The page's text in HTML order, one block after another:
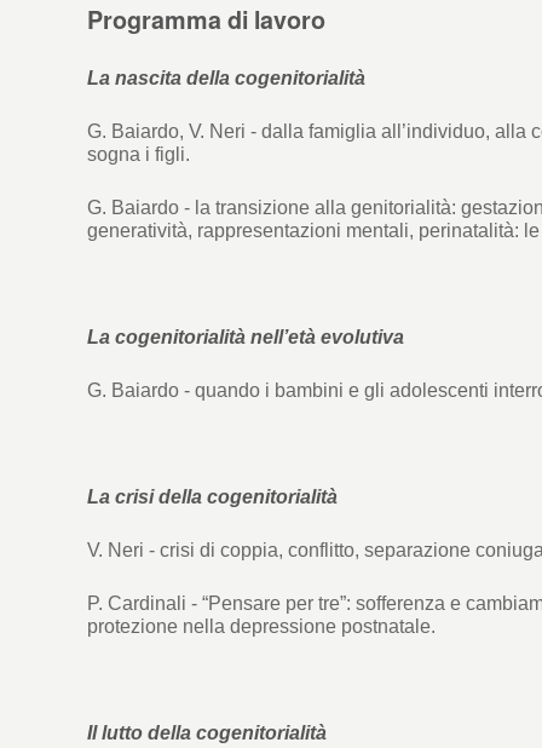
Programma di lavoro
La nascita della cogenitorialità
G. Baiardo, V. Neri - dalla famiglia all’individuo, alla
sogna i figli.
G. Baiardo - la transizione alla genitorialità:
generatività, rappresentazioni mentali, perinatalità:
La cogenitorialità nell’età evolutiva
G. Baiardo - quando i bambini e gli adolescenti
La crisi della cogenitorialità
V. Neri - crisi di coppia, conflitto, separazione
P. Cardinali - “Pensare per tre”: sofferenza e
protezione nella depressione postnatale.
Il lutto della cogenitorialità